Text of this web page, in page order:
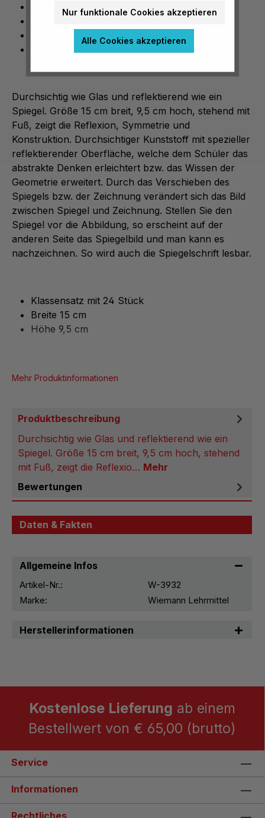
reflektierend wie ein Spiegel
Spiegelbilder einfach nachzeichnen
Breite 15 cm, Höhe 9,5 cm
Durchsichtig wie Glas und reflektierend wie ein
Spiegel. Größe 15 cm breit, 9,5 cm hoch, stehend mit
Fuß, zeigt die Reflexion, Symmetrie und
Konstruktion. Durchsichtiger Kunststoff mit spezieller
reflektierender Oberfläche, welche dem Schüler das
abstrakte Denken erleichtert bzw. das Wissen der
Geometrie erweitert. Durch das Verschieben des
Spiegels bzw. der Zeichnung verändert sich das Bild
zwischen Spiegel und Zeichnung. Stellen Sie den
Spiegel vor die Abbildung, so erscheint auf der
anderen Seite das Spiegelbild und man kann es
nachzeichnen. So wird auch die Spiegelschrift lesbar.
Klassensatz mit 24 Stück
Breite 15 cm
Höhe 9,5 cm
Mehr Produktinformationen
Produktbeschreibung
Durchsichtig wie Glas und reflektierend wie ein
Spiegel. Größe 15 cm breit, 9,5 cm hoch, stehend
mit Fuß, zeigt die Reflexio… Mehr
Bewertungen
Daten & Fakten
Allgemeine Infos
Artikel-Nr.:
W-3932
Marke:
Wiemann Lehrmittel
Herstellerinformationen
Kostenlose Lieferung ab einem
Bestellwert von € 65,00 (brutto)
Service
Informationen
Nur funktionale Cookies akzeptieren
Alle Cookies akzeptieren